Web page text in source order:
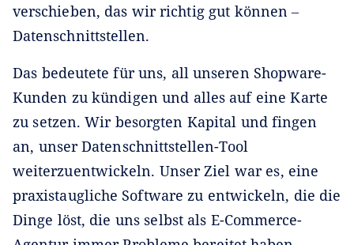
verschieben, das wir richtig gut können ‒
Datenschnittstellen.
Das bedeutete für uns, all unseren Shopware-
Kunden zu kündigen und alles auf eine Karte
zu setzen. Wir besorgten Kapital und fingen
an, unser Datenschnittstellen-Tool
weiterzuentwickeln. Unser Ziel war es, eine
praxistaugliche Software zu entwickeln, die die
Dinge löst, die uns selbst als E-Commerce-